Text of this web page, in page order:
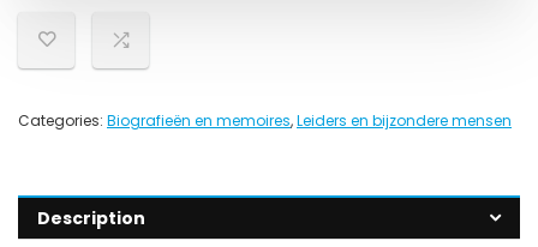
Categories: Biografieën en memoires,Leiders en bijzondere mensen
Description